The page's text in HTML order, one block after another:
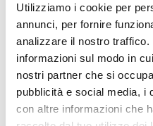
Utilizziamo i cookie per
annunci, per fornire
analizzare il nostro traffico.
informazioni sul modo in
nostri partner che si
pubblicità e social media, i
con altre informazioni che
marionette che recitano
ruoli e nell’azione,
l’ambientazione. Le tre
sul palcoscenico,
intitolato “The lyric
fuori del palcoscenico
quanto succede